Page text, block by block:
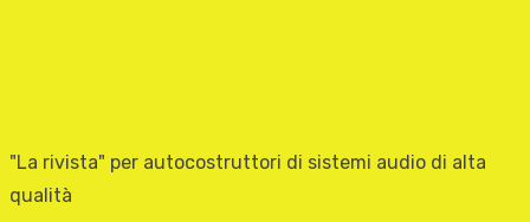
"La rivista" per autocostruttori di sistemi audio di alta
qualità